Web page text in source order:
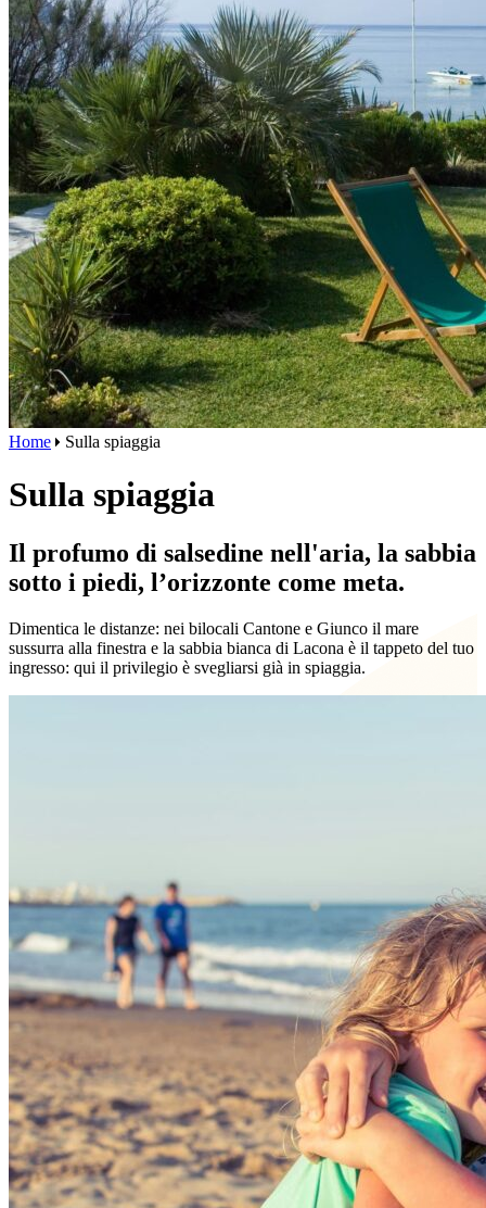
Home Sulla spiaggia
Sulla spiaggia
Il profumo di salsedine nell'aria, la sabbia
sotto i piedi, l’orizzonte come meta.
Dimentica le distanze: nei bilocali Cantone e Giunco il mare
sussurra alla finestra e la sabbia bianca di Lacona è il tappeto del tuo
ingresso: qui il privilegio è svegliarsi già in spiaggia.